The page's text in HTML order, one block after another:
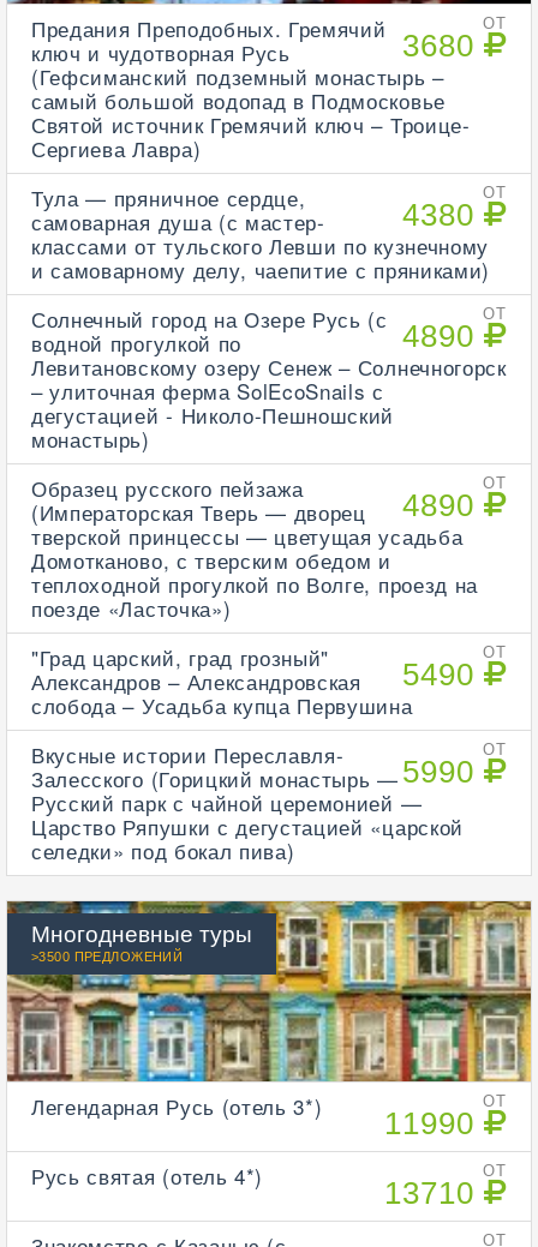
ОТ
3680
Предания Преподобных. Гремячий
ключ и чудотворная Русь
(Гефсиманский подземный монастырь –
самый большой водопад в Подмосковье
Святой источник Гремячий ключ – Троице-
Сергиева Лавра)
ОТ
4380
Тула — пряничное сердце,
самоварная душа (с мастер-
классами от тульского Левши по кузнечному
и самоварному делу, чаепитие с пряниками)
ОТ
4890
Солнечный город на Озере Русь (с
водной прогулкой по
Левитановскому озеру Сенеж – Солнечногорск
– улиточная ферма SolEcoSnails с
дегустацией - Николо-Пешношский
монастырь)
ОТ
4890
Образец русского пейзажа
(Императорская Тверь — дворец
тверской принцессы — цветущая усадьба
Домотканово, с тверским обедом и
теплоходной прогулкой по Волге, проезд на
поезде «Ласточка»)
ОТ
5490
"Град царский, град грозный"
Александров – Александровская
слобода – Усадьба купца Первушина
ОТ
5990
Вкусные истории Переславля-
Залесского (Горицкий монастырь —
Русский парк с чайной церемонией —
Царство Ряпушки с дегустацией «царской
селедки» под бокал пива)
Многодневные туры
>3500 ПРЕДЛОЖЕНИЙ
ОТ
11990
Легендарная Русь (отель 3*)
ОТ
13710
Русь святая (отель 4*)
ОТ